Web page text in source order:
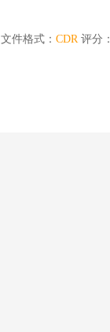
文件格式： CDR 评分：